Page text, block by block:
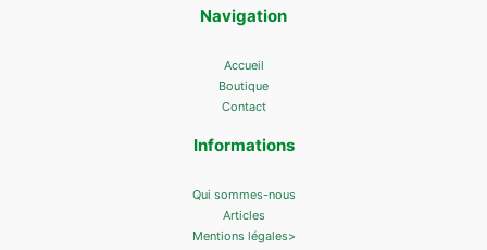
Navigation
Accueil
Boutique
Contact
Informations
Qui sommes-nous
Articles
Mentions légales>